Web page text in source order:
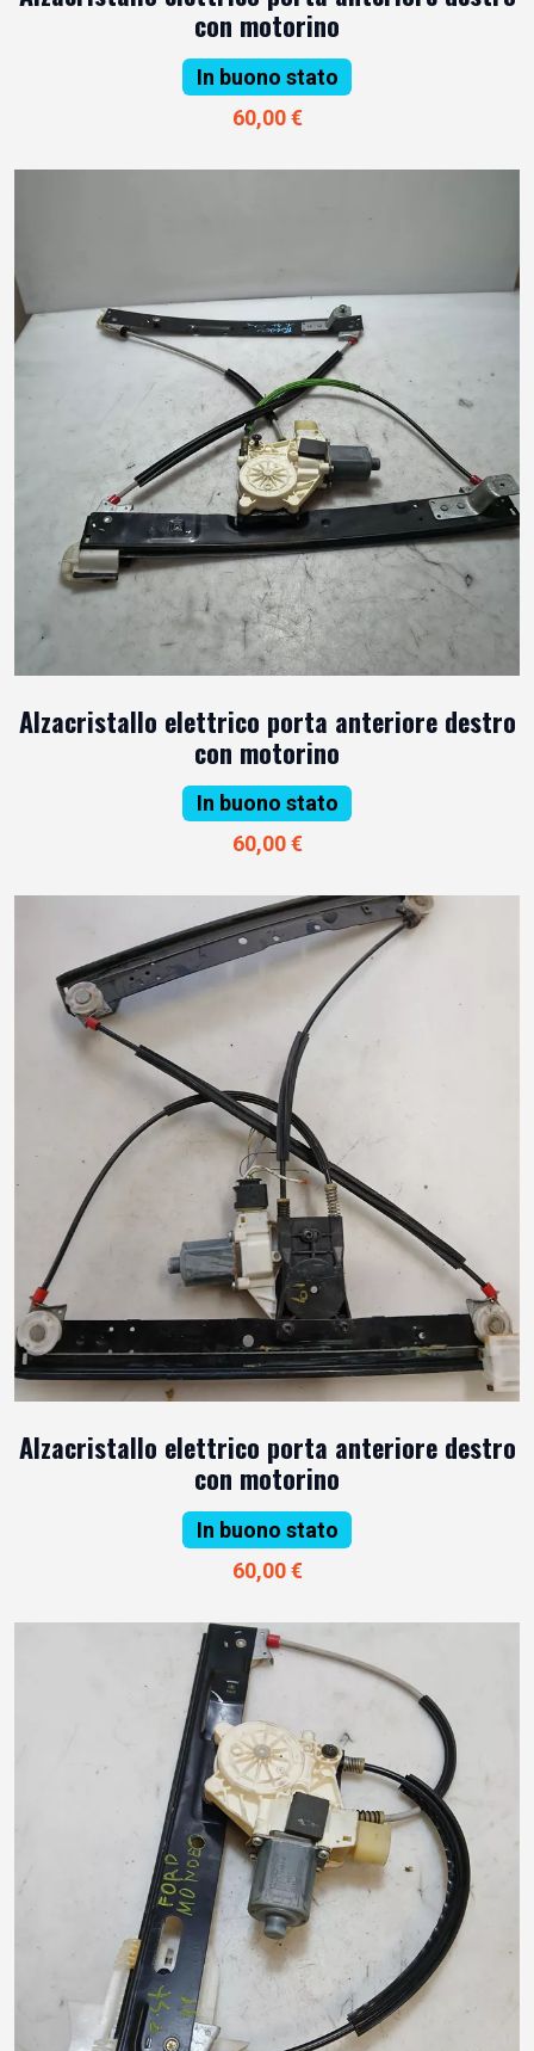
con motorino
In buono stato
60,00 €
Alzacristallo elettrico porta anteriore destro
con motorino
In buono stato
60,00 €
Alzacristallo elettrico porta anteriore destro
con motorino
In buono stato
60,00 €